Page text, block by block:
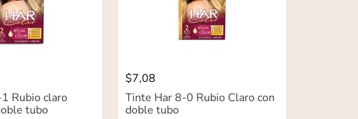
Rubio claro
tubo
$7,08
Tinte Har 8-0 Rubio Claro con
doble tubo